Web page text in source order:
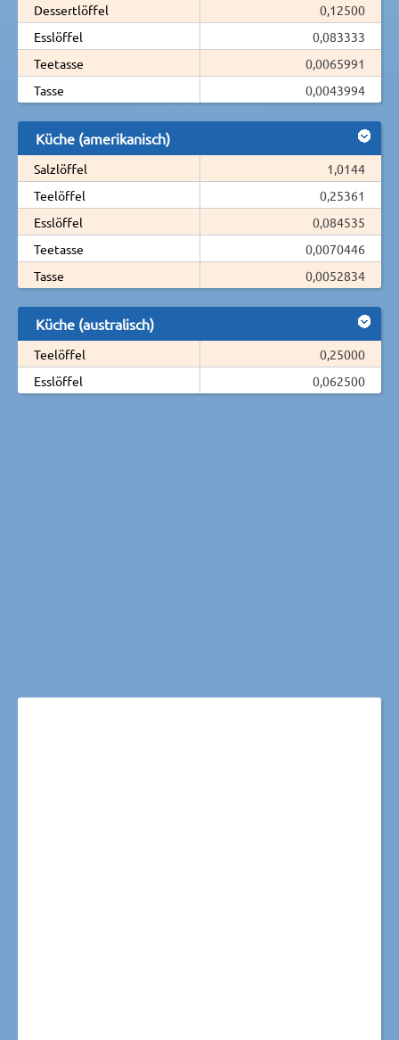
Dessertlöffel
0,12500
Esslöffel
0,083333
Teetasse
0,0065991
Tasse
0,0043994
Küche (amerikanisch)
Salzlöffel
1,0144
Teelöffel
0,25361
Esslöffel
0,084535
Teetasse
0,0070446
Tasse
0,0052834
Küche (australisch)
Teelöffel
0,25000
Esslöffel
0,062500